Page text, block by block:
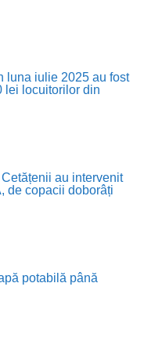
luna iulie 2025 au fost
lei locuitorilor din
au intervenit
de copacii doborâți
potabilă până